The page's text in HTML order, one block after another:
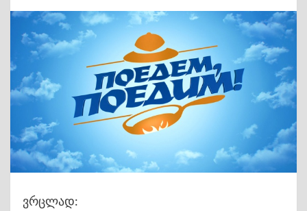
ვრცლად: